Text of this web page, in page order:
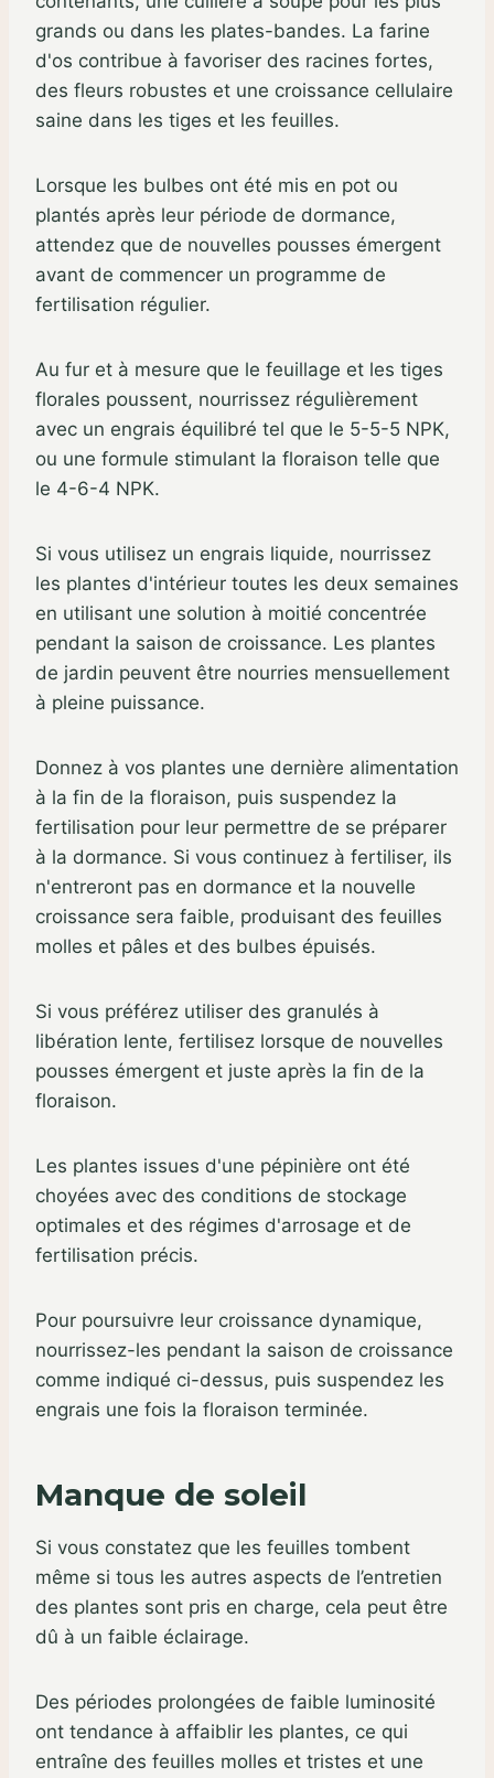
grands ou dans les plates-bandes. La farine
d'os contribue à favoriser des racines fortes,
des fleurs robustes et une croissance cellulaire
saine dans les tiges et les feuilles.
Lorsque les bulbes ont été mis en pot ou
plantés après leur période de dormance,
attendez que de nouvelles pousses émergent
avant de commencer un programme de
fertilisation régulier.
Au fur et à mesure que le feuillage et les tiges
florales poussent, nourrissez régulièrement
avec un engrais équilibré tel que le 5-5-5 NPK,
ou une formule stimulant la floraison telle que
le 4-6-4 NPK.
Si vous utilisez un engrais liquide, nourrissez
les plantes d'intérieur toutes les deux semaines
en utilisant une solution à moitié concentrée
pendant la saison de croissance. Les plantes
de jardin peuvent être nourries mensuellement
à pleine puissance.
Donnez à vos plantes une dernière alimentation
à la fin de la floraison, puis suspendez la
fertilisation pour leur permettre de se préparer
à la dormance. Si vous continuez à fertiliser, ils
n'entreront pas en dormance et la nouvelle
croissance sera faible, produisant des feuilles
molles et pâles et des bulbes épuisés.
Si vous préférez utiliser des granulés à
libération lente, fertilisez lorsque de nouvelles
pousses émergent et juste après la fin de la
floraison.
Les plantes issues d'une pépinière ont été
choyées avec des conditions de stockage
optimales et des régimes d'arrosage et de
fertilisation précis.
Pour poursuivre leur croissance dynamique,
nourrissez-les pendant la saison de croissance
comme indiqué ci-dessus, puis suspendez les
engrais une fois la floraison terminée.
Manque de soleil
Si vous constatez que les feuilles tombent
même si tous les autres aspects de l’entretien
des plantes sont pris en charge, cela peut être
dû à un faible éclairage.
Des périodes prolongées de faible luminosité
ont tendance à affaiblir les plantes, ce qui
entraîne des feuilles molles et tristes et une